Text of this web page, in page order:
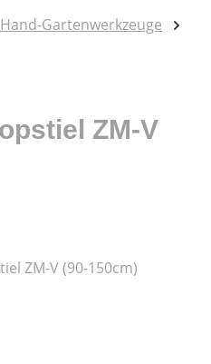
Hand-Gartenwerkzeuge
ZM-V